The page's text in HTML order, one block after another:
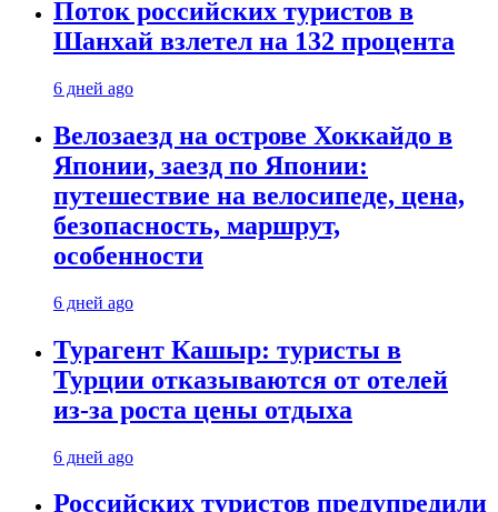
Поток российских туристов в
Шанхай взлетел на 132 процента
6 дней ago
Велозаезд на острове Хоккайдо в
Японии, заезд по Японии:
путешествие на велосипеде, цена,
безопасность, маршрут,
особенности
6 дней ago
Турагент Кашыр: туристы в
Турции отказываются от отелей
из-за роста цены отдыха
6 дней ago
Российских туристов предупредили